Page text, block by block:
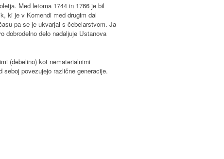
Med letoma 1744 in 1766 je bil
ki je v Komendi med drugim dal
pa se je ukvarjal s čebelarstvom. Ja
dobrodelno delo nadaljuje Ustanova
(debelino) kot nematerialnimi
povezujejo različne generacije.